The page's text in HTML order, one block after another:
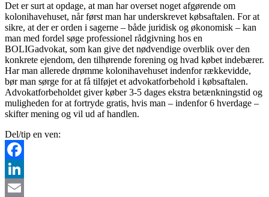
Det er surt at opdage, at man har overset noget afgørende om
kolonihavehuset, når først man har underskrevet købsaftalen. For at
sikre, at der er orden i sagerne – både juridisk og økonomisk – kan
man med fordel søge professionel rådgivning hos en
BOLIGadvokat, som kan give det nødvendige overblik over den
konkrete ejendom, den tilhørende forening og hvad købet indebærer.
Har man allerede drømme kolonihavehuset indenfor rækkevidde,
bør man sørge for at få tilføjet et advokatforbehold i købsaftalen.
Advokatforbeholdet giver køber 3-5 dages ekstra betænkningstid og
muligheden for at fortryde gratis, hvis man – indenfor 6 hverdage –
skifter mening og vil ud af handlen.
Del/tip en ven:
Facebook
LinkedIn